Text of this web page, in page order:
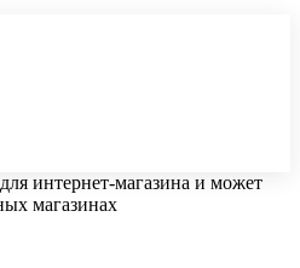
интернет-магазина и может
магазинах